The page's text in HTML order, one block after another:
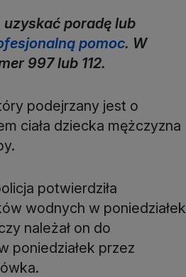
poradę lub
pomoc. W
997 lub 112.
podejrzany jest o
ciała dziecka mężczyzna
potwierdziła
wodnych w poniedziałek
należał on do
poniedziałek przez